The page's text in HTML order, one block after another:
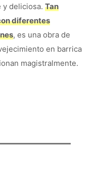
y deliciosa. Tan
diferentes
, es una obra de
en barrica
magistralmente.